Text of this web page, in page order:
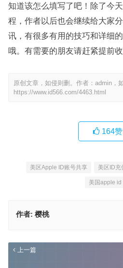
知道该怎么填写了吧！除了今
程，作者以后也会继续给大家
讯，有很多有用的技巧和详细
哦。有需要的朋友请赶紧提前
原创文章，如侵则删。作者：admin，
https://www.id566.com/4463.html
164赞
美区Apple ID账号共享 美区ID充
美国apple id
作者: 樱桃
上一篇